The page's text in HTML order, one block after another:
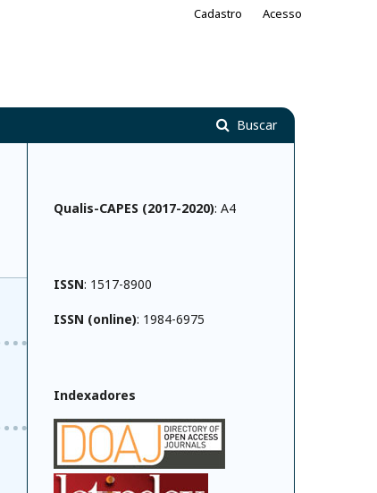
Buscar
Cadastro Acesso
Qualis-CAPES (2017-2020): A4
ISSN: 1517-8900
ISSN (online): 1984-6975
Indexadores